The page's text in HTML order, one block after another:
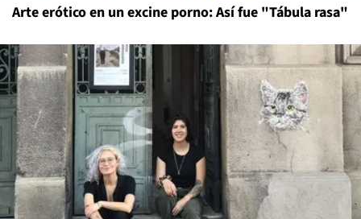
Arte erótico en un excine porno: Así fue "Tábula rasa"